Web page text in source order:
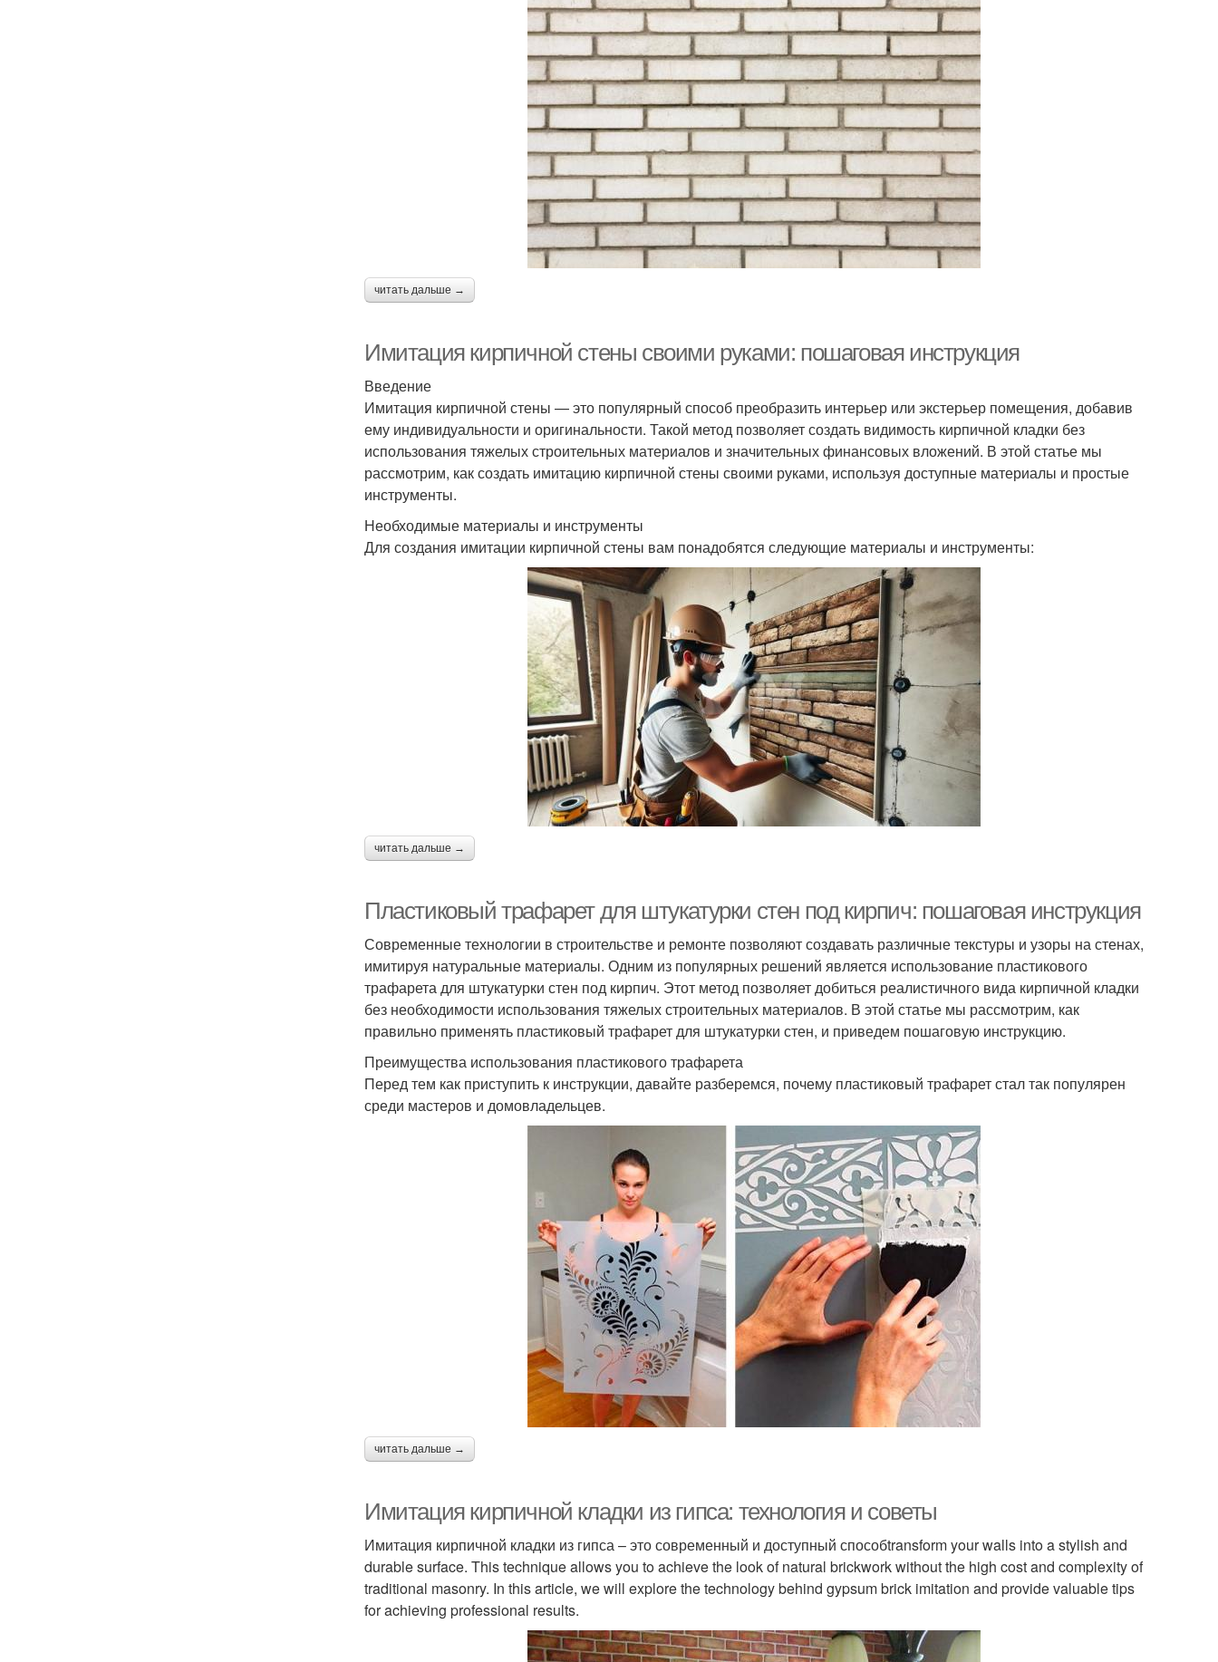
читать дальше →
Имитация кирпичной стены своими руками: пошаговая инструкция
Введение
Имитация кирпичной стены — это популярный способ преобразить интерьер или экстерьер помещения, добавив
ему индивидуальности и оригинальности. Такой метод позволяет создать видимость кирпичной кладки без
использования тяжелых строительных материалов и значительных финансовых вложений. В этой статье мы
рассмотрим, как создать имитацию кирпичной стены своими руками, используя доступные материалы и простые
инструменты.
Необходимые материалы и инструменты
Для создания имитации кирпичной стены вам понадобятся следующие материалы и инструменты:
читать дальше →
Пластиковый трафарет для штукатурки стен под кирпич: пошаговая инструкция
Современные технологии в строительстве и ремонте позволяют создавать различные текстуры и узоры на стенах,
имитируя натуральные материалы. Одним из популярных решений является использование пластикового
трафарета для штукатурки стен под кирпич. Этот метод позволяет добиться реалистичного вида кирпичной кладки
без необходимости использования тяжелых строительных материалов. В этой статье мы рассмотрим, как
правильно применять пластиковый трафарет для штукатурки стен, и приведем пошаговую инструкцию.
Преимущества использования пластикового трафарета
Перед тем как приступить к инструкции, давайте разберемся, почему пластиковый трафарет стал так популярен
среди мастеров и домовладельцев.
читать дальше →
Имитация кирпичной кладки из гипса: технология и советы
Имитация кирпичной кладки из гипса – это современный и доступный способtransform your walls into a stylish and
durable surface. This technique allows you to achieve the look of natural brickwork without the high cost and complexity of
traditional masonry. In this article, we will explore the technology behind gypsum brick imitation and provide valuable tips
for achieving professional results.